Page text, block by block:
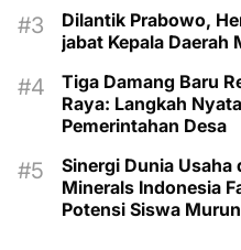
Dilantik Prabowo,
jabat Kepala
Tiga Damang Baru
Raya: Langkah
Pemerintahan Desa
Sinergi Dunia Usaha
Minerals Indonesia
Potensi Siswa